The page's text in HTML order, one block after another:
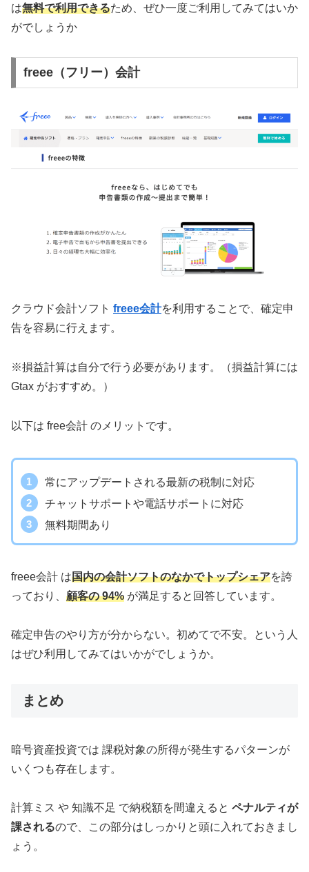
は無料で利用できるため、ぜひ一度ご利用してみてはいか
がでしょうか
freee（フリー）会計
クラウド会計ソフト freee会計を利用することで、確定申
告を容易に行えます。
※損益計算は自分で行う必要があります。（損益計算には
Gtax がおすすめ。）
以下は free会計 のメリットです。
常にアップデートされる最新の税制に対応
チャットサポートや電話サポートに対応
無料期間あり
freee会計 は国内の会計ソフトのなかでトップシェアを誇
っており、 顧客の 94% が満足すると回答しています。
確定申告のやり方が分からない。初めてで不安。という人
はぜひ利用してみてはいかがでしょうか。
まとめ
暗号資産投資では 課税対象の所得が発生するパターンが
いくつも存在します。
計算ミス や 知識不足 で納税額を間違えると ペナルティが
課されるので、この部分はしっかりと頭に入れておきまし
ょう。